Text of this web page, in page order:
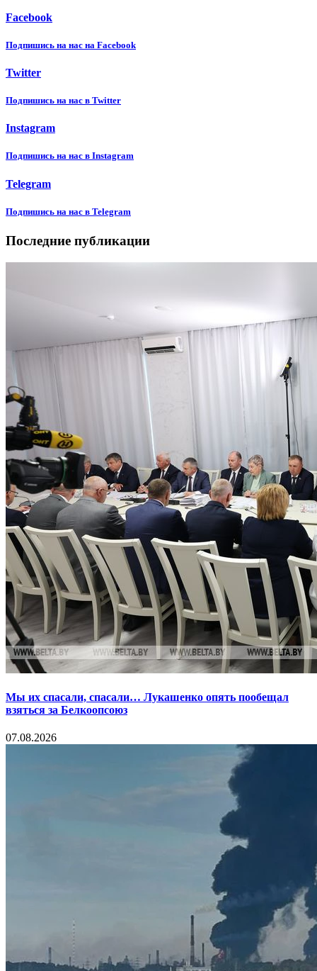
Facebook
Подпишиcь на нас на Facebook
Twitter
Подпишиcь на нас в Twitter
Instagram
Подпишиcь на нас в Instagram
Telegram
Подпишиcь на нас в Telegram
Последние публикации
Мы их спасали, спасали… Лукашенко опять пообещал
взяться за Белкоопсоюз
07.08.2026